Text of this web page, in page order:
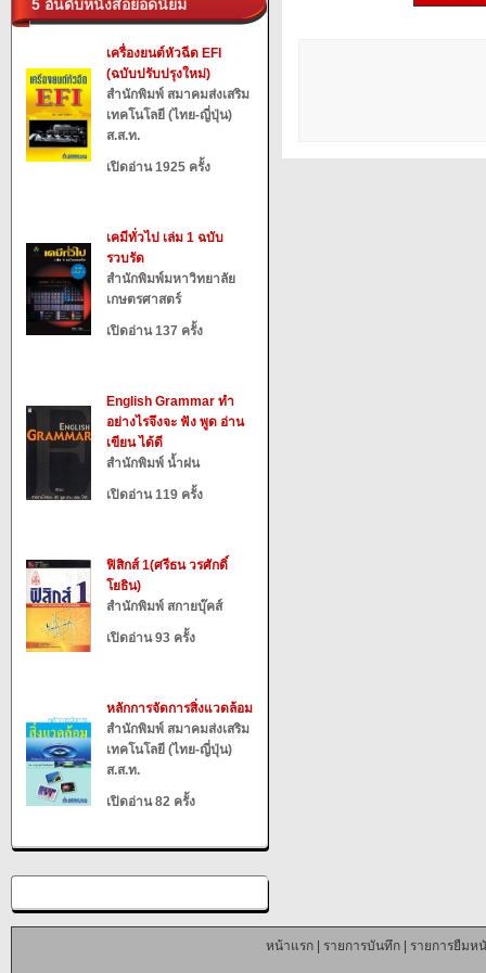
5 อันดับหนังสือยอดนิยม
เครื่องยนต์หัวฉีด EFI
(ฉบับปรับปรุงใหม่)
สำนักพิมพ์ สมาคมส่งเสริม
เทคโนโลยี (ไทย-ญี่ปุ่น)
ส.ส.ท.
เปิดอ่าน 1925 ครั้ง
เคมีทั่วไป เล่ม 1 ฉบับ
รวบรัด
สำนักพิมพ์มหาวิทยาลัย
เกษตรศาสตร์
เปิดอ่าน 137 ครั้ง
English Grammar ทำ
อย่างไรจึงจะ ฟัง พูด อ่าน
เขียน ได้ดี
สำนักพิมพ์ น้ำฝน
เปิดอ่าน 119 ครั้ง
ฟิสิกส์ 1(ศรีธน วรศักดิ์
โยธิน)
สำนักพิมพ์ สกายบุ๊คส์
เปิดอ่าน 93 ครั้ง
หลักการจัดการสิ่งแวดล้อม
สำนักพิมพ์ สมาคมส่งเสริม
เทคโนโลยี (ไทย-ญี่ปุ่น)
ส.ส.ท.
เปิดอ่าน 82 ครั้ง
หน้าแรก| รายการบันทึก| รายการยืมห